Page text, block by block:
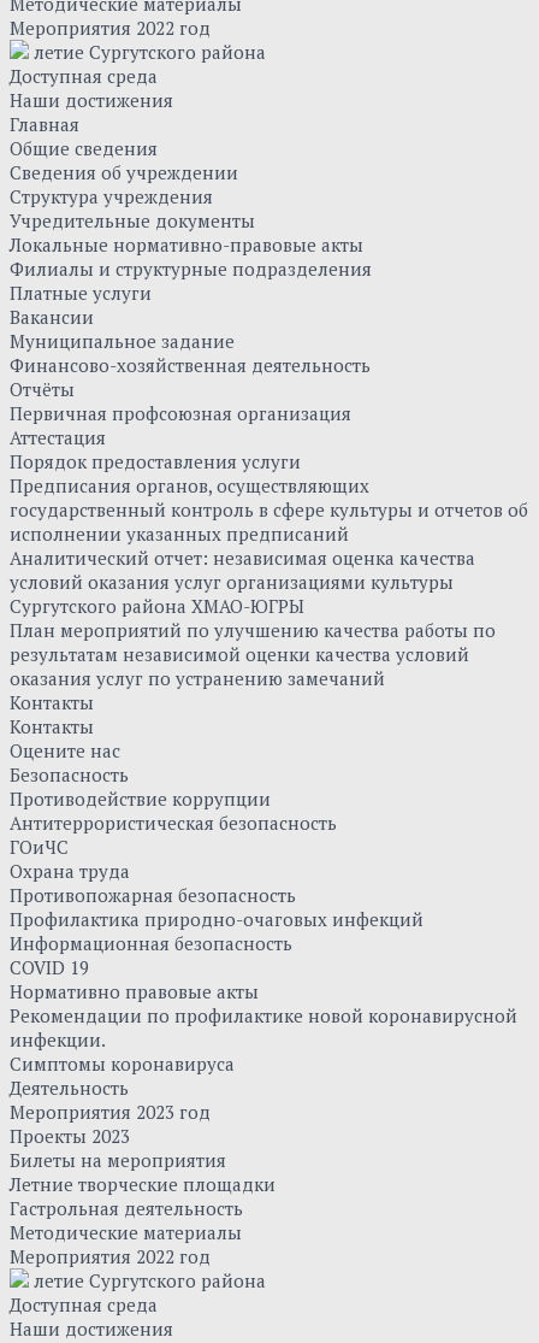
Мероприятия 2022 год
летие Сургутского района
Доступная среда
Наши достижения
Главная
Общие сведения
Сведения об учреждении
Структура учреждения
Учредительные документы
Локальные нормативно-правовые акты
Филиалы и структурные подразделения
Платные услуги
Вакансии
Муниципальное задание
Финансово-хозяйственная деятельность
Отчёты
Первичная профсоюзная организация
Аттестация
Порядок предоставления услуги
Предписания органов, осуществляющих
государственный контроль в сфере культуры и отчетов об
исполнении указанных предписаний
Аналитический отчет: независимая оценка качества
условий оказания услуг организациями культуры
Сургутского района ХМАО-ЮГРЫ
План мероприятий по улучшению качества работы по
результатам независимой оценки качества условий
оказания услуг по устранению замечаний
Контакты
Контакты
Оцените нас
Безопасность
Противодействие коррупции
Антитеррористическая безопасность
ГОиЧС
Охрана труда
Противопожарная безопасность
Профилактика природно-очаговых инфекций
Информационная безопасность
COVID 19
Нормативно правовые акты
Рекомендации по профилактике новой коронавирусной
инфекции.
Симптомы коронавируса
Деятельность
Мероприятия 2023 год
Проекты 2023
Билеты на мероприятия
Летние творческие площадки
Гастрольная деятельность
Методические материалы
Мероприятия 2022 год
летие Сургутского района
Доступная среда
Наши достижения